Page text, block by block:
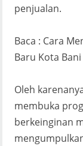
penjualan.
Baca : Cara
Baru Kota Bani
Oleh
membuka
berkeinginan